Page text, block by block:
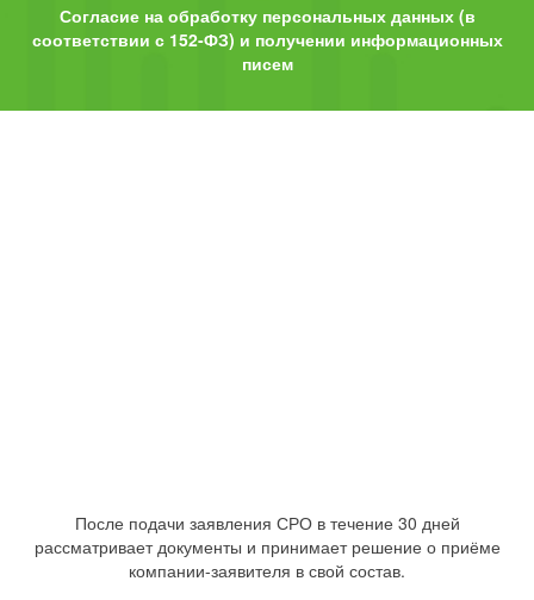
Согласие на обработку персональных данных (в
соответствии с 152-ФЗ) и получении информационных
писем
После подачи заявления СРО в течение 30 дней
рассматривает документы и принимает решение о приёме
компании-заявителя в свой состав.